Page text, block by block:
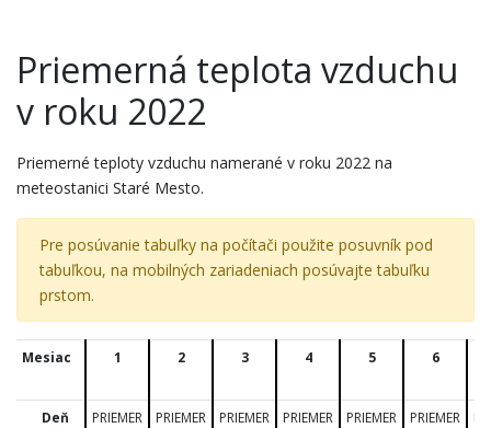
Priemerná teplota vzduchu
v roku 2022
Priemerné teploty vzduchu namerané v roku 2022 na
meteostanici Staré Mesto.
Pre posúvanie tabuľky na počítači použite posuvník pod
tabuľkou, na mobilných zariadeniach posúvajte tabuľku
prstom.
Mesiac 1 2 3 4 5 6
Deň PRIEMER PRIEMER PRIEMER PRIEMER PRIEMER PRIEMER